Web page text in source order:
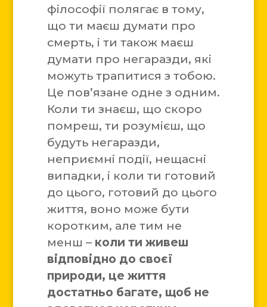
філософії полягає в тому,
що ти маєш думати про
смерть, і ти також маєш
думати про негаразди, які
можуть трапитися з тобою.
Це пов’язане одне з одним.
Коли ти знаєш, що скоро
помреш, ти розумієш, що
будуть негаразди,
неприємні події, нещасні
випадки, і коли ти готовий
до цього, готовий до цього
життя, воно може бути
коротким, але тим не
менш – коли ти живеш
відповідно до своєї
природи, це життя
достатньо багате, щоб не